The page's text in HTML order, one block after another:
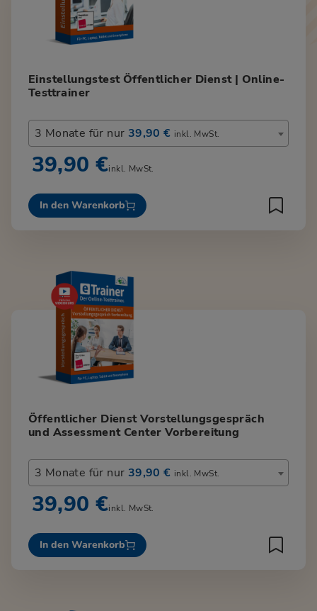
Einstellungstest Öffentlicher Dienst | Online-
Testtrainer
3 Monate für nur 39,90 € inkl. MwSt.
39,90 €inkl. MwSt.
In den Warenkorb
Öffentlicher Dienst Vorstellungsgespräch
und Assessment Center Vorbereitung
3 Monate für nur 39,90 € inkl. MwSt.
39,90 €inkl. MwSt.
In den Warenkorb